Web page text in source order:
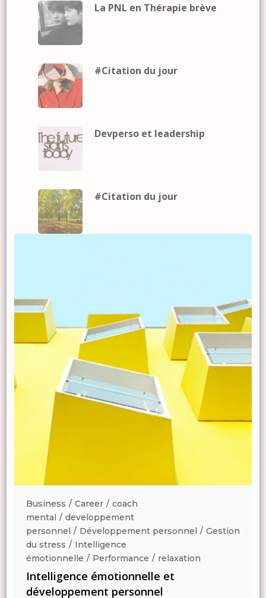
La PNL en Thérapie brève
#Citation du jour
Devperso et leadership
#Citation du jour
Business Career
coach
mental
developpement
personnel
Développement personnel
Gestion
du stress
Intelligence
émotionnelle
Performance relaxation
Intelligence émotionnelle et
développement personnel